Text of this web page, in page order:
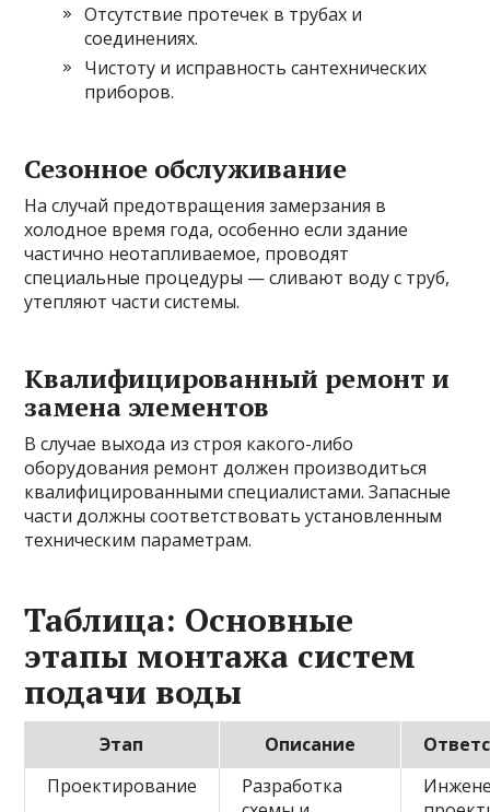
Отсутствие протечек в трубах и
соединениях.
Чистоту и исправность сантехнических
приборов.
Сезонное обслуживание
На случай предотвращения замерзания в
холодное время года, особенно если здание
частично неотапливаемое, проводят
специальные процедуры — сливают воду с труб,
утепляют части системы.
Квалифицированный ремонт и
замена элементов
В случае выхода из строя какого-либо
оборудования ремонт должен производиться
квалифицированными специалистами. Запасные
части должны соответствовать установленным
техническим параметрам.
Таблица: Основные
этапы монтажа систем
подачи воды
Этап Описание
Проектирование
Разработка